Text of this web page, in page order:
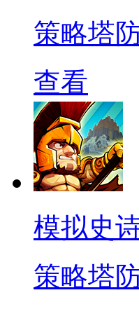
策略塔
查看
模拟史
策略塔